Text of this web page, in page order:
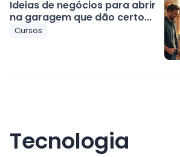
Ideias de negócios para abrir
na garagem que dão certo...
Cursos
Tecnologia